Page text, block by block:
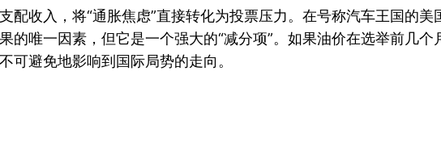
收入，将“通胀焦虑”直接转化为投票压力。在号称汽车王国的美
的唯一因素，但它是一个强大的“减分项”。如果油价在选举前几
可避免地影响到国际局势的走向。